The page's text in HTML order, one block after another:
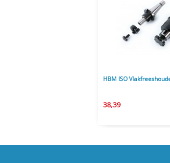
HBM ISO
38,39